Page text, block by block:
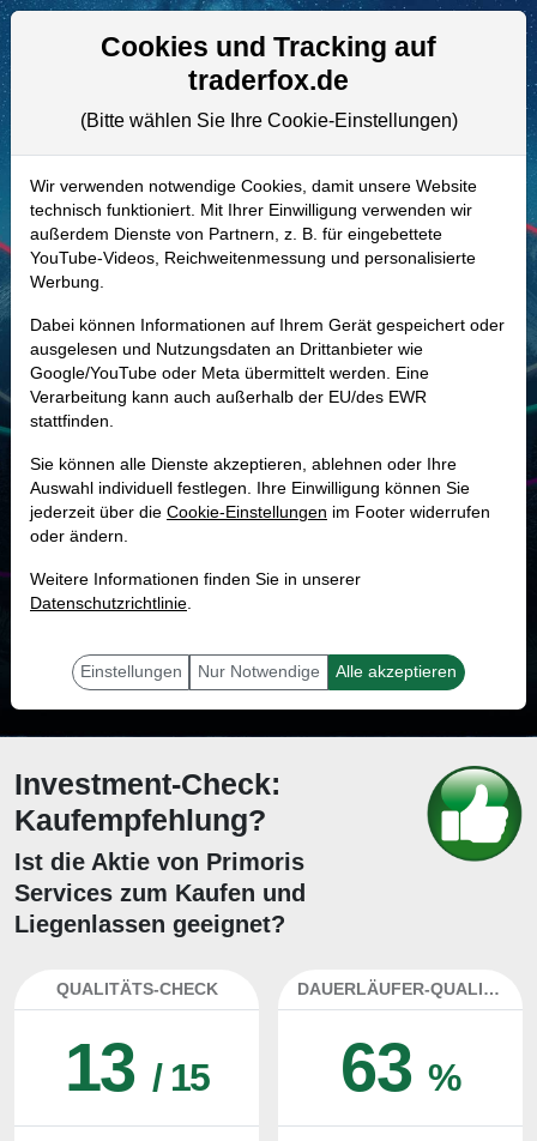
Aktien- und Artikelsuche
A0Q78W | PRIM–Primoris Services
Aktie
Realtime-Aktienkurs:
- - -
-
Marktkapitalisierung 4,40 Mrd. USD
Unternehmenswert
Umsatz 7,57 Mrd. USD
49.5 %
mit dieser Aktie erfolgreich sein.
Investment-Check:
Kaufempfehlung?
Ist die Aktie von Primoris
Services zum Kaufen und
Liegenlassen geeignet?
QUALITÄTS-CHECK
13 / 15
DAUERLÄUFER-QUALITÄTEN
63%
Cookies und Tracking auf
traderfox.de
(Bitte wählen Sie Ihre Cookie-Einstellungen)
Wir verwenden notwendige Cookies, damit unsere Website
technisch funktioniert. Mit Ihrer Einwilligung verwenden wir
außerdem Dienste von Partnern, z. B. für eingebettete
YouTube-Videos, Reichweitenmessung und personalisierte
Werbung.
Dabei können Informationen auf Ihrem Gerät gespeichert oder
ausgelesen und Nutzungsdaten an Drittanbieter wie
Google/YouTube oder Meta übermittelt werden. Eine
Verarbeitung kann auch außerhalb der EU/des EWR
stattfinden.
Sie können alle Dienste akzeptieren, ablehnen oder Ihre
Auswahl individuell festlegen. Ihre Einwilligung können Sie
jederzeit über die Cookie-Einstellungen im Footer widerrufen
oder ändern.
Weitere Informationen finden Sie in unserer
Datenschutzrichtlinie.
Einstellungen Nur Notwendige Alle akzeptieren